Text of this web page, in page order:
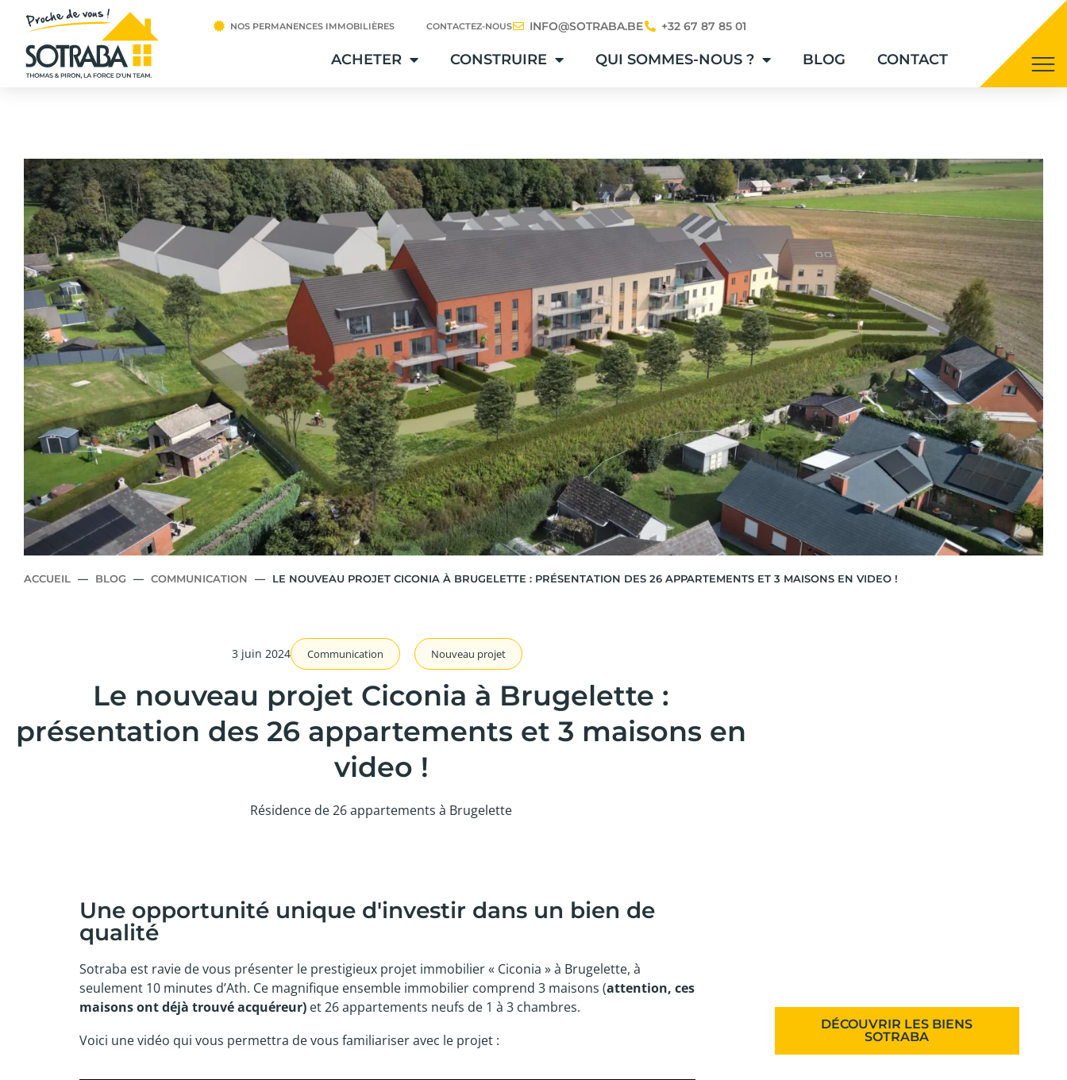
NOS PERMANENCES IMMOBILIÈRES CONTACTEZ-NOUS INFO@SOTRABA.BE +32 67 87 85 01
ACHETER CONSTRUIRE QUI SOMMES-NOUS ? BLOG CONTACT
ACCUEIL — BLOG — COMMUNICATION — LE NOUVEAU PROJET CICONIA À BRUGELETTE : PRÉSENTATION DES 26 APPARTEMENTS ET 3 MAISONS EN VIDEO !
3 juin 2024 Communication Nouveau projet
Le nouveau projet Ciconia à Brugelette :
présentation des 26 appartements et 3 maisons en
video !
Résidence de 26 appartements à Brugelette
Une opportunité unique d'investir dans un bien de
qualité
Sotraba est ravie de vous présenter le prestigieux projet immobilier « Ciconia » à Brugelette, à
seulement 10 minutes d’Ath. Ce magnifique ensemble immobilier comprend 3 maisons (attention, ces
maisons ont déjà trouvé acquéreur) et 26 appartements neufs de 1 à 3 chambres.
Voici une vidéo qui vous permettra de vous familiariser avec le projet :
DÉCOUVRIR LES BIENS
SOTRABA